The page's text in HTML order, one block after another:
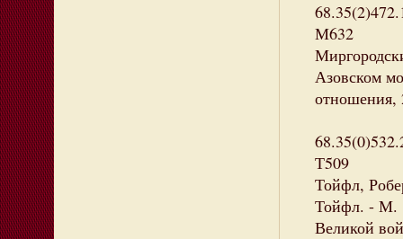
М632
Азовском
отношения,
Т509
Тойфл,
Тойфл. - М.
Великой